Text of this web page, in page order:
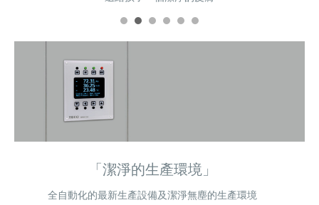
「潔淨的生產環境」
全自動化的最新生產設備及潔淨無塵的生產環境